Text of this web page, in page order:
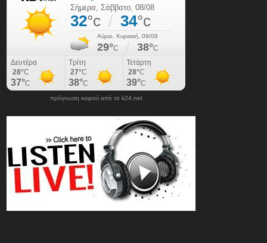
πρόγνωση καιρού από το k24.net